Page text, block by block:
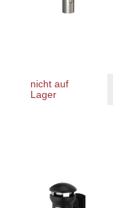
nicht auf
Lager